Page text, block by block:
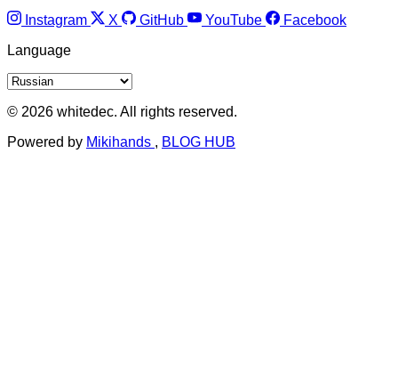
Instagram X GitHub YouTube
Facebook
Language
© 2026 whitedec. All rights reserved.
Powered by Mikihands , BLOG HUB